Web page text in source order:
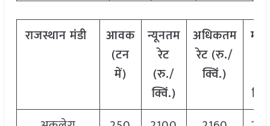
राजस्थान मंडी
आवक
(टन
में)
न्यूनतम
रेट
(रु./
क्विं.)
अधिकतम
रेट (रु./
क्विं.)